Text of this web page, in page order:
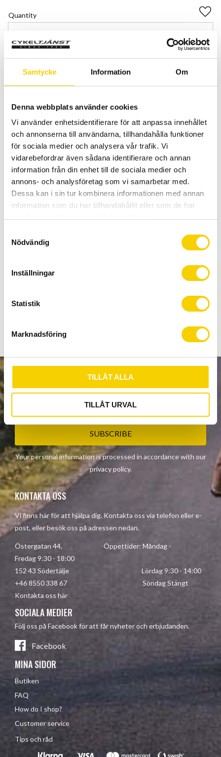
Samtycke Information Om
Denna webbplats använder cookies
Vi använder enhetsidentifierare för att anpassa innehållet
och annonserna till användarna, tillhandahålla funktioner
för sociala medier och analysera vår trafik. Vi
vidarebefordrar även sådana identifierare och annan
information från din enhet till de sociala medier och
annons- och analysföretag som vi samarbetar med.
Dessa kan i sin tur kombinera informationen med annan
information som du har tillhandahållit eller som de har
Nödvändig
Inställningar
Statistik
Marknadsföring
TILLÅT ALLA
TILLÅT URVAL
Quantity
BUY
Add
Kunnig personal och hög kundnöjdhet
Stock status
6 pc. in stock
Go Hydro Tabletter
1 tablett till 500ml vatten
Innehåller 20st tabletter
Varumärke: SIS
Storlek: 4,5 g
]]>
NEWSLETTER
SUBSCRIBE
Your personal information is processed in accordance with our
privacy policy.
KONTAKTA OSS
Vi finns här för att hjälpa dig. Kontakta oss via telefon eller e-
post, eller besök oss på adressen nedan.
Östergatan 44, Öppettider: Måndag -
Fredag 9:30 - 18:00
152 43 Södertälje Lördag 9:30 - 14:00
+46 8550 338 67 Söndag Stängt
Kontakta oss här
SOCIALA MEDIER
Följ oss på Facebook för att får nyheter och erbjudanden.
Facebook
MINA SIDOR
Butiken
FAQ
How do I shop?
Customer service
Tips och råd